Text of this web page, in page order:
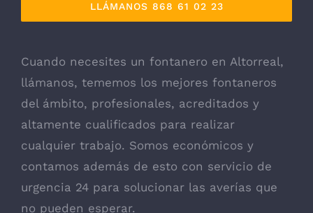
LLÁMANOS 868 61 02 23
Cuando necesites un fontanero en Altorreal,
llámanos, tememos los mejores fontaneros
del ámbito, profesionales, acreditados y
altamente cualificados para realizar
cualquier trabajo. Somos económicos y
contamos además de esto con servicio de
urgencia 24 para solucionar las averías que
no pueden esperar.